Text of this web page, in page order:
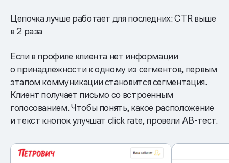
Цепочка лучше работает для последних: CTR выше
в 2 раза
Если в профиле клиента нет информации
о принадлежности к одному из сегментов, первым
этапом коммуникации становится сегментация.
Клиент получает письмо со встроенным
голосованием. Чтобы понять, какое расположение
и текст кнопок улучшат click rate, провели AB-тест.